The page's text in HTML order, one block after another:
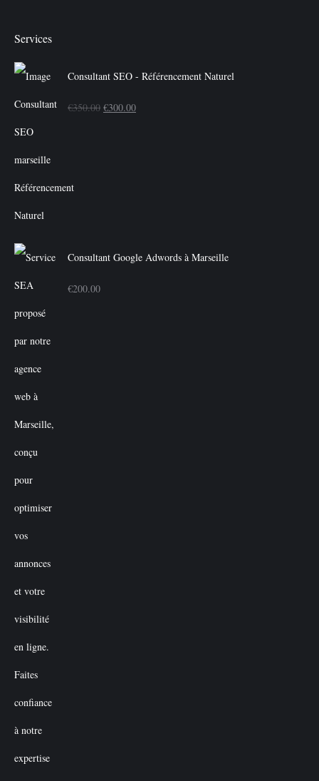
Services
Consultant SEO - Référencement Naturel
€350.00 Le
€300.00Le
Consultant Google Adwords à Marseille
€200.00